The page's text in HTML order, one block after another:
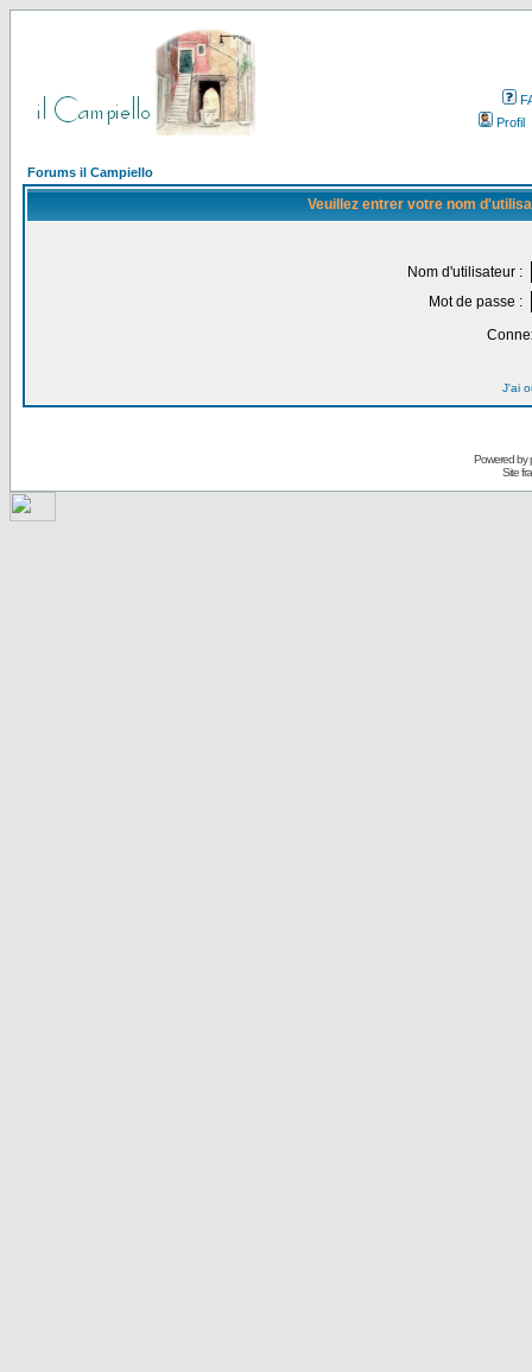
Profil
Forums il Campiello
Veuillez entrer votre nom
Nom d'utilisateur :
Mot de passe :
J'ai
Powered by
Site